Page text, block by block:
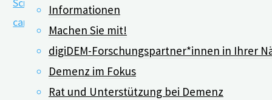
Informationen
Machen Sie mit!
digiDEM-Forschungspartner*innen in Ihrer
Demenz im Fokus
Rat und Unterstützung bei Demenz
Screening for caregivers at risk: Extended validation of
caring for an older person at home